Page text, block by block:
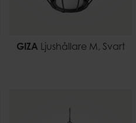
GIZA Ljushållare M, Svart